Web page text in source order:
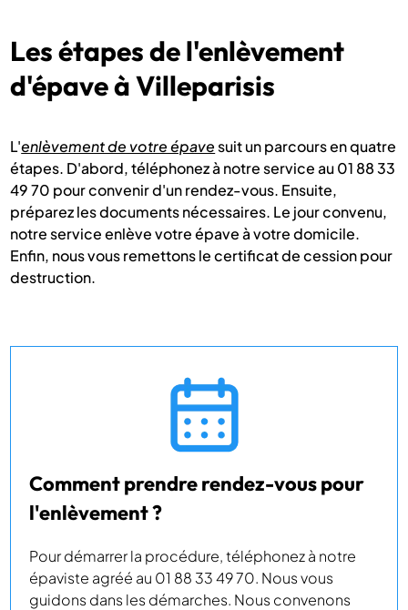
Les étapes de l'enlèvement
d'épave à Villeparisis
L'enlèvement de votre épavesuit un parcours en quatre
étapes. D'abord, téléphonez à notre service au 01 88 33
49 70 pour convenir d'un rendez-vous. Ensuite,
préparez les documents nécessaires. Le jour convenu,
notre service enlève votre épave à votre domicile.
Enfin, nous vous remettons le certificat de cession pour
destruction.
Comment prendre rendez-vous pour
l'enlèvement ?
Pour démarrer la procédure, téléphonez à notre
épaviste agréé au 01 88 33 49 70. Nous vous
guidons dans les démarches. Nous convenons